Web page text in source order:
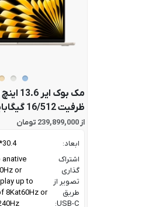
ظرفیت 16/512 گیگابایت مدل 2026
از 239,899,000 تومان
ابعاد:
30.4*21.5*1.13 سانتی متر
اشتراک
گذاری
تصویر از
طریق
USB-C:
or
up to
8Kat60Hz or